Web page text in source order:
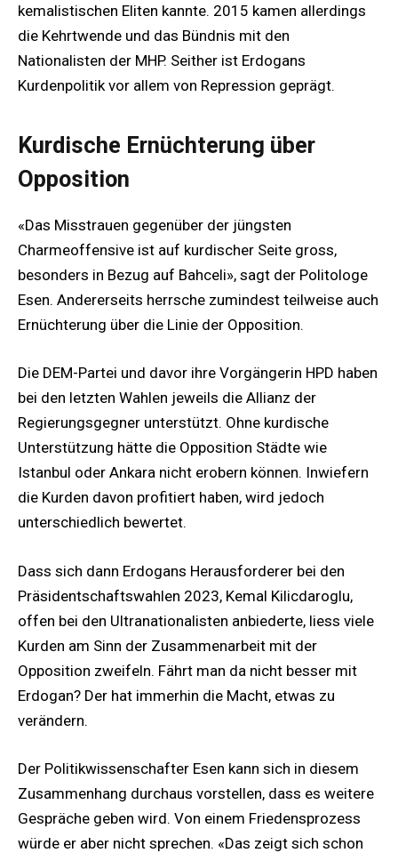
kemalistischen Eliten kannte. 2015 kamen allerdings
die Kehrtwende und das Bündnis mit den
Nationalisten der MHP. Seither ist Erdogans
Kurdenpolitik vor allem von Repression geprägt.
Kurdische Ernüchterung über
Opposition
«Das Misstrauen gegenüber der jüngsten
Charmeoffensive ist auf kurdischer Seite gross,
besonders in Bezug auf Bahceli», sagt der Politologe
Esen. Andererseits herrsche zumindest teilweise auch
Ernüchterung über die Linie der Opposition.
Die DEM-Partei und davor ihre Vorgängerin HPD haben
bei den letzten Wahlen jeweils die Allianz der
Regierungsgegner unterstützt. Ohne kurdische
Unterstützung hätte die Opposition Städte wie
Istanbul oder Ankara nicht erobern können. Inwiefern
die Kurden davon profitiert haben, wird jedoch
unterschiedlich bewertet.
Dass sich dann Erdogans Herausforderer bei den
Präsidentschaftswahlen 2023, Kemal Kilicdaroglu,
offen bei den Ultranationalisten anbiederte, liess viele
Kurden am Sinn der Zusammenarbeit mit der
Opposition zweifeln. Fährt man da nicht besser mit
Erdogan? Der hat immerhin die Macht, etwas zu
verändern.
Der Politikwissenschafter Esen kann sich in diesem
Zusammenhang durchaus vorstellen, dass es weitere
Gespräche geben wird. Von einem Friedensprozess
würde er aber nicht sprechen. «Das zeigt sich schon